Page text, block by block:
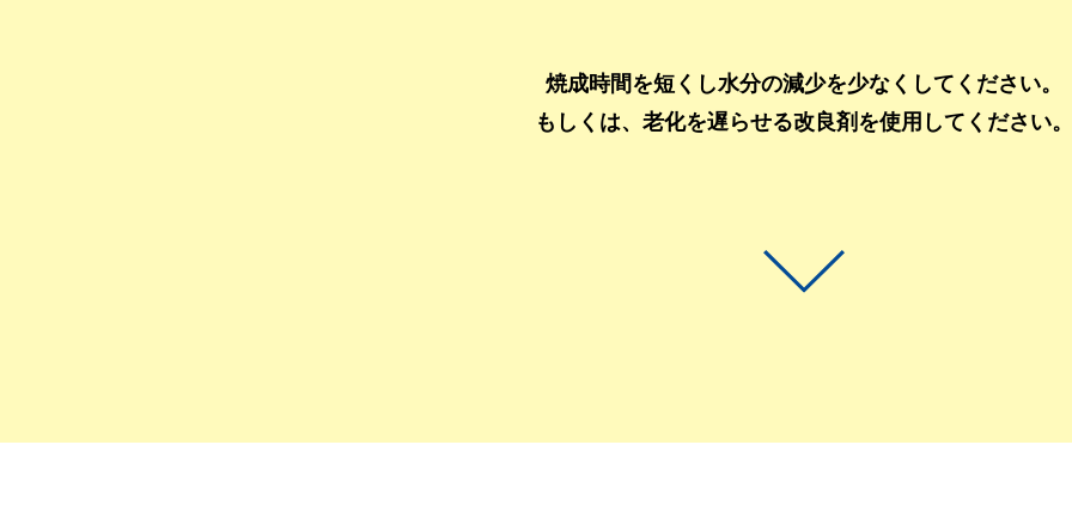
焼成時間を短くし水分の減少を少なくしてください。
もしくは、老化を遅らせる改良剤を使用してください。